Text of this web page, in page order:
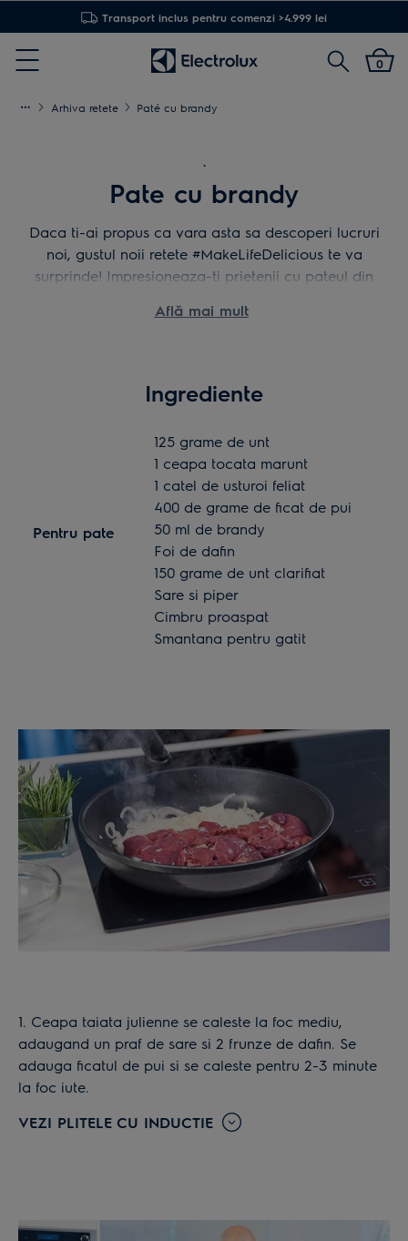
Transport inclus pentru comenzi >4.999 lei
Menu
Cautare0
Arhiva retete Paté cu brandy
.
Pate cu brandy
Daca ti-ai propus ca vara asta sa descoperi lucruri
noi, gustul noii retete #MakeLifeDelicious te va
surprinde! Impresioneaza-ti prietenii cu pateul din
Află mai mult
Ingrediente
Pentru pate
125 grame de unt
1 ceapa tocata marunt
1 catel de usturoi feliat
400 de grame de ficat de pui
50 ml de brandy
Foi de dafin
150 grame de unt clarifiat
Sare si piper
Cimbru proaspat
Smantana pentru gatit
1. Ceapa taiata julienne se caleste la foc mediu,
adaugand un praf de sare si 2 frunze de dafin. Se
adauga ficatul de pui si se caleste pentru 2-3 minute
la foc iute.
VEZI PLITELE CU INDUCTIE